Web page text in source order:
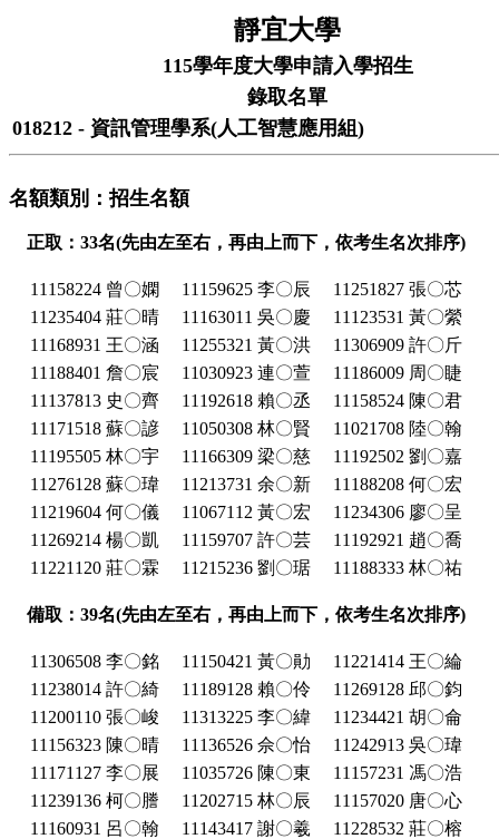
靜宜大學
115學年度大學申請入學招生
錄取名單
018212 - 資訊管理學系(人工智慧應用組)
名額類別：招生名額
正取：33名(先由左至右，再由上而下，依考生名次排序)
11158224 曾〇嫻 11159625 李〇辰
11251827 張〇芯
11235404 莊〇晴
11163011 吳〇慶
11123531 黃〇縈
11168931 王〇涵
11255321 黃〇洪
11306909 許〇斤
11188401 詹〇宸
11030923 連〇萱
11186009 周〇睫
11137813 史〇齊
11192618 賴〇丞
11158524 陳〇君
11171518 蘇〇諺
11050308 林〇賢
11021708 陸〇翰
11195505 林〇宇
11166309 梁〇慈
11192502 劉〇嘉
11276128 蘇〇瑋
11213731 余〇新
11188208 何〇宏
11219604 何〇儀
11067112 黃〇宏
11234306 廖〇呈
11269214 楊〇凱
11159707 許〇芸
11192921 趙〇喬
11221120 莊〇霖
11215236 劉〇琚 11188333 林〇祐
備取：39名(先由左至右，再由上而下，依考生名次排序)
11306508 李〇銘 11150421 黃〇勛
11221414 王〇綸
11238014 許〇綺
11189128 賴〇伶
11269128 邱〇鈞
11200110 張〇峻
11313225 李〇緯
11234421 胡〇侖
11156323 陳〇晴
11136526 佘〇怡
11242913 吳〇瑋
11171127 李〇展
11035726 陳〇東
11157231 馮〇浩
11239136 柯〇謄
11202715 林〇辰
11157020 唐〇心
11160931 呂〇翰
11143417 謝〇羲
11228532 莊〇榕